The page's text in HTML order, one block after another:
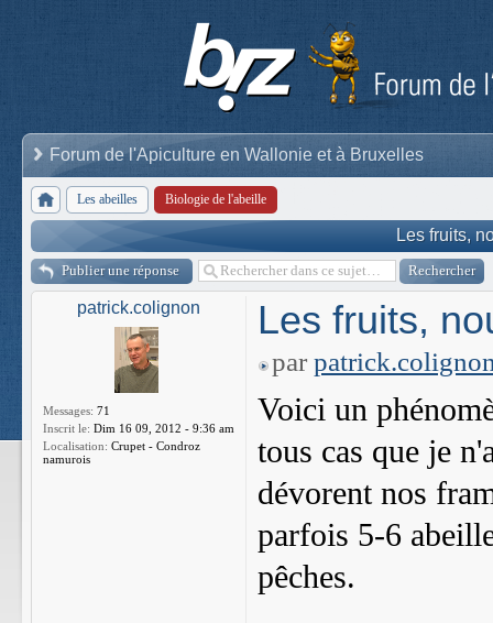
Forum de l'Apiculture en Wallonie et à Bruxelles
Les abeilles Biologie de l'abeille
Les fruits,
Publier une réponse
patrick.colignon
Messages: 71
Inscrit le: Dim 16 09, 2012 - 9:36 am
Localisation: Crupet - Condroz
namurois
Les fruits,
par
Voici un
tous cas que je
dévorent nos
parfois 5-6
pêches.